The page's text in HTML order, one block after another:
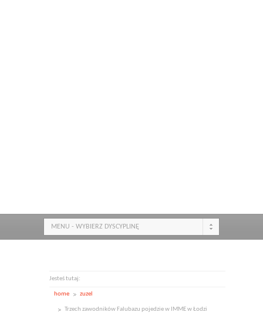
MENU - WYBIERZ DYSCYPLINĘ
Jesteś tutaj:
home zuzel
Trzech zawodników Falubazu pojedzie w IMME w Łodzi